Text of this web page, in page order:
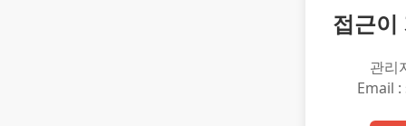
접근이
관리
Email